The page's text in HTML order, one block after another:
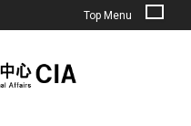
Top Menu